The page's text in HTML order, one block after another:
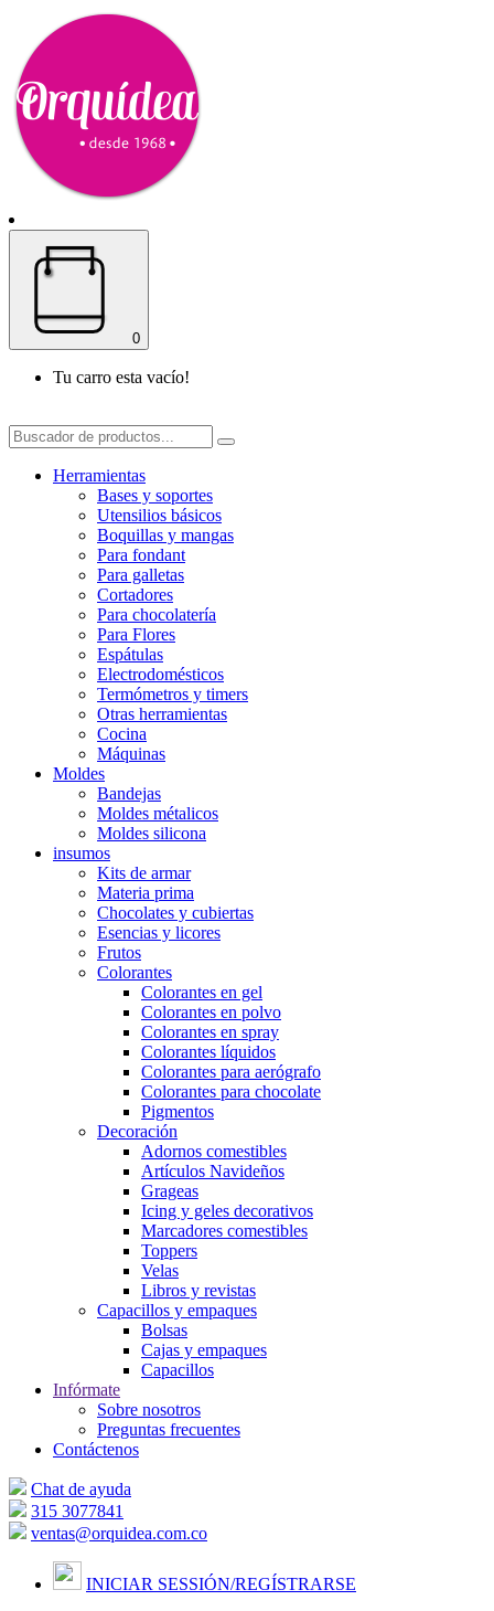
0
Tu carro esta vacío!
Herramientas
Bases y soportes
Utensilios básicos
Boquillas y mangas
Para fondant
Para galletas
Cortadores
Para chocolatería
Para Flores
Espátulas
Electrodomésticos
Termómetros y timers
Otras herramientas
Cocina
Máquinas
Moldes
Bandejas
Moldes métalicos
Moldes silicona
insumos
Kits de armar
Materia prima
Chocolates y cubiertas
Esencias y licores
Frutos
Colorantes
Colorantes en gel
Colorantes en polvo
Colorantes en spray
Colorantes líquidos
Colorantes para aerógrafo
Colorantes para chocolate
Pigmentos
Decoración
Adornos comestibles
Artículos Navideños
Grageas
Icing y geles decorativos
Marcadores comestibles
Toppers
Velas
Libros y revistas
Capacillos y empaques
Bolsas
Cajas y empaques
Capacillos
Infórmate
Sobre nosotros
Preguntas frecuentes
Contáctenos
Chat de ayuda
315 3077841
ventas@orquidea.com.co
INICIAR SESSIÓN/REGÍSTRARSE